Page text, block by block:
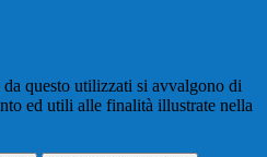
questo utilizzati si avvalgono di
ed utili alle finalità illustrate nella